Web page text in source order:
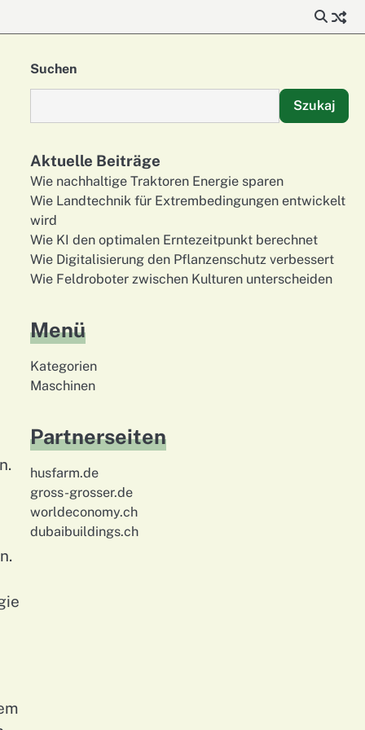
Suchen
Szukaj
Aktuelle Beiträge
Wie nachhaltige Traktoren Energie sparen
Wie Landtechnik für Extrembedingungen entwickelt
wird
Wie KI den optimalen Erntezeitpunkt berechnet
Wie Digitalisierung den Pflanzenschutz verbessert
Wie Feldroboter zwischen Kulturen unterscheiden
Menü
Kategorien
Maschinen
Partnerseiten
husfarm.de
gross-grosser.de
worldeconomy.ch
dubaibuildings.ch